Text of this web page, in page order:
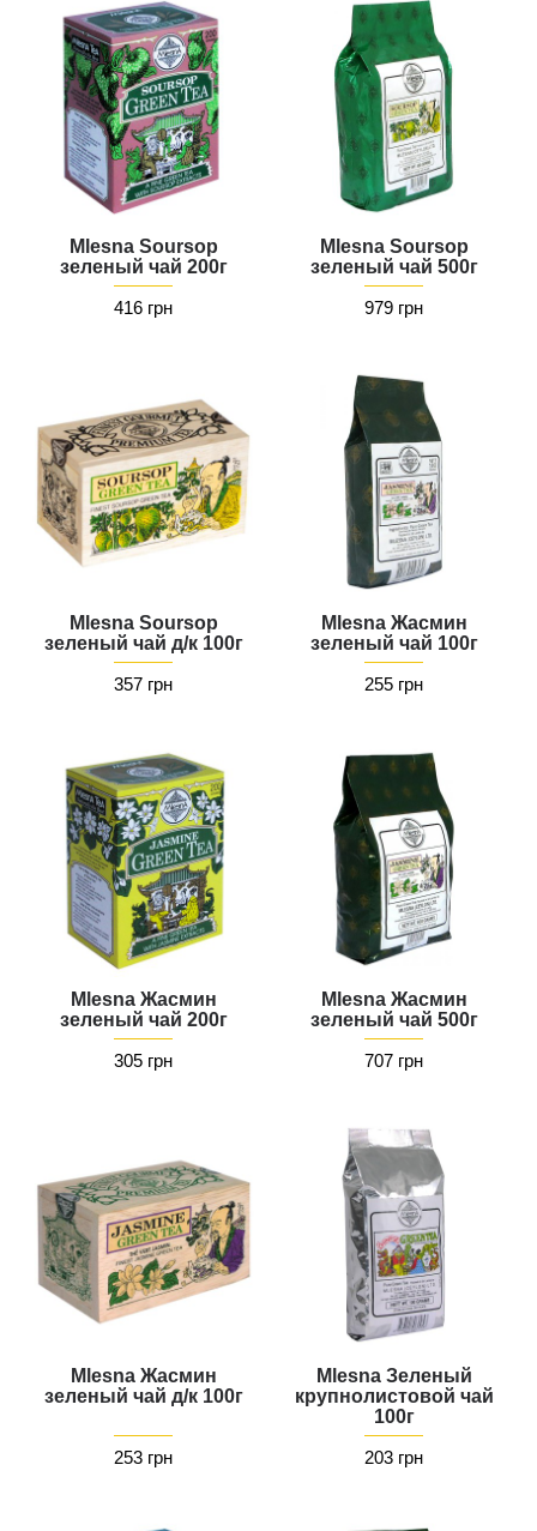
Mlesna Soursop
зеленый чай 200г
416 грн
Mlesna Soursop
зеленый чай 500г
979 грн
Mlesna Soursop
зеленый чай д/к 100г
357 грн
Mlesna Жасмин
зеленый чай 100г
255 грн
Mlesna Жасмин
зеленый чай 200г
305 грн
Mlesna Жасмин
зеленый чай 500г
707 грн
Mlesna Жасмин
зеленый чай д/к 100г
253 грн
Mlesna Зеленый
крупнолистовой чай
100г
203 грн